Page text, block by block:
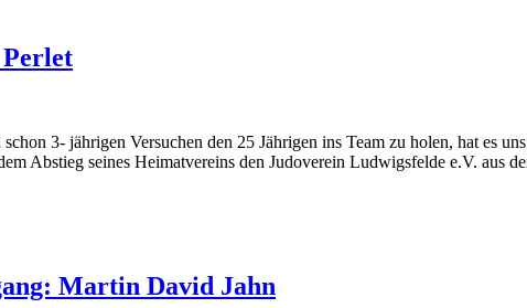
3- jährigen Versuchen den 25 Jährigen ins Team zu holen, hat es
Abstieg seines Heimatvereins den Judoverein Ludwigsfelde e.V. aus
Martin David Jahn